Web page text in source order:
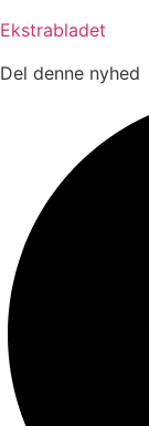
Ekstrabladet
Del denne nyhed